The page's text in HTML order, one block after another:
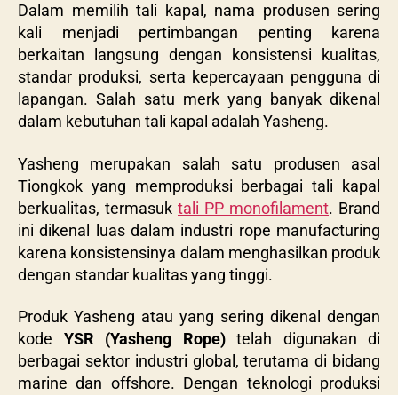
Dalam memilih tali kapal, nama produsen sering
kali menjadi pertimbangan penting karena
berkaitan langsung dengan konsistensi kualitas,
standar produksi, serta kepercayaan pengguna di
lapangan. Salah satu merk yang banyak dikenal
dalam kebutuhan tali kapal adalah Yasheng.
Yasheng merupakan salah satu produsen asal
Tiongkok yang memproduksi berbagai tali kapal
berkualitas, termasuk tali PP monofilament. Brand
ini dikenal luas dalam industri rope manufacturing
karena konsistensinya dalam menghasilkan produk
dengan standar kualitas yang tinggi.
Produk Yasheng atau yang sering dikenal dengan
kode YSR (Yasheng Rope)telah digunakan di
berbagai sektor industri global, terutama di bidang
marine dan offshore. Dengan teknologi produksi